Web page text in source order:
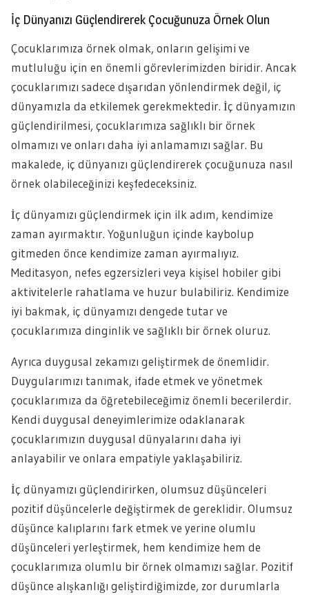
İç Dünyanızı Güçlendirerek Çocuğunuza Örnek Olun
Çocuklarımıza örnek olmak, onların gelişimi ve
mutluluğu için en önemli görevlerimizden biridir. Ancak
çocuklarımızı sadece dışarıdan yönlendirmek değil, iç
dünyamızla da etkilemek gerekmektedir. İç dünyamızın
güçlendirilmesi, çocuklarımıza sağlıklı bir örnek
olmamızı ve onları daha iyi anlamamızı sağlar. Bu
makalede, iç dünyanızı güçlendirerek çocuğunuza nasıl
örnek olabileceğinizi keşfedeceksiniz.
İç dünyamızı güçlendirmek için ilk adım, kendimize
zaman ayırmaktır. Yoğunluğun içinde kaybolup
gitmeden önce kendimize zaman ayırmalıyız.
Meditasyon, nefes egzersizleri veya kişisel hobiler gibi
aktivitelerle rahatlama ve huzur bulabiliriz. Kendimize
iyi bakmak, iç dünyamızı dengede tutar ve
çocuklarımıza dinginlik ve sağlıklı bir örnek oluruz.
Ayrıca duygusal zekamızı geliştirmek de önemlidir.
Duygularımızı tanımak, ifade etmek ve yönetmek
çocuklarımıza da öğretebileceğimiz önemli becerilerdir.
Kendi duygusal deneyimlerimize odaklanarak
çocuklarımızın duygusal dünyalarını daha iyi
anlayabilir ve onlara empatiyle yaklaşabiliriz.
İç dünyamızı güçlendirirken, olumsuz düşünceleri
pozitif düşüncelerle değiştirmek de gereklidir. Olumsuz
düşünce kalıplarını fark etmek ve yerine olumlu
düşünceleri yerleştirmek, hem kendimize hem de
çocuklarımıza olumlu bir örnek olmamızı sağlar. Pozitif
düşünce alışkanlığı geliştirdiğimizde, zor durumlarla